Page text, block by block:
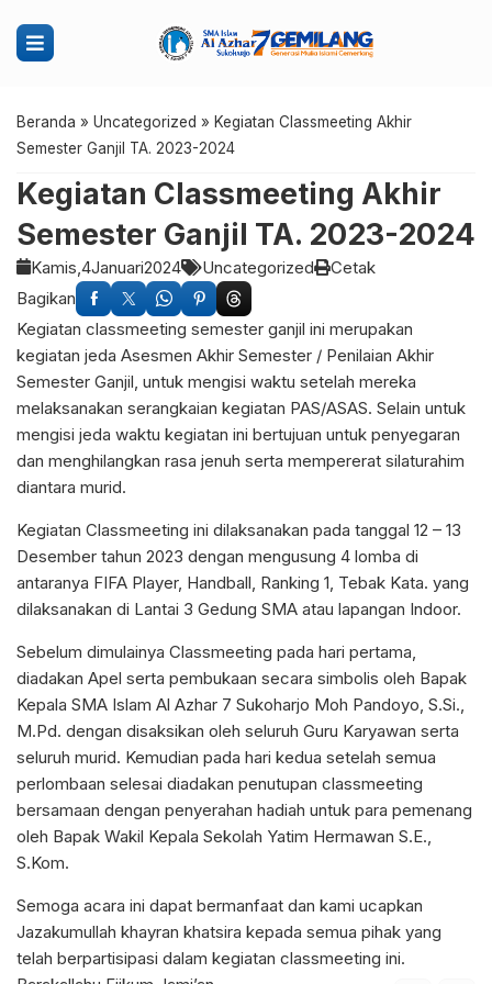
Beranda » Uncategorized » Kegiatan Classmeeting Akhir
Semester Ganjil TA. 2023-2024
Kegiatan Classmeeting Akhir
Semester Ganjil TA. 2023-2024
Kamis,4Januari2024 Uncategorized
Cetak
Bagikan
Kegiatan classmeeting semester ganjil ini merupakan
kegiatan jeda Asesmen Akhir Semester / Penilaian Akhir
Semester Ganjil, untuk mengisi waktu setelah mereka
melaksanakan serangkaian kegiatan PAS/ASAS. Selain untuk
mengisi jeda waktu kegiatan ini bertujuan untuk penyegaran
dan menghilangkan rasa jenuh serta mempererat silaturahim
diantara murid.
Kegiatan Classmeeting ini dilaksanakan pada tanggal 12 – 13
Desember tahun 2023 dengan mengusung 4 lomba di
antaranya FIFA Player, Handball, Ranking 1, Tebak Kata. yang
dilaksanakan di Lantai 3 Gedung SMA atau lapangan Indoor.
Sebelum dimulainya Classmeeting pada hari pertama,
diadakan Apel serta pembukaan secara simbolis oleh Bapak
Kepala SMA Islam Al Azhar 7 Sukoharjo Moh Pandoyo, S.Si.,
M.Pd. dengan disaksikan oleh seluruh Guru Karyawan serta
seluruh murid. Kemudian pada hari kedua setelah semua
perlombaan selesai diadakan penutupan classmeeting
bersamaan dengan penyerahan hadiah untuk para pemenang
oleh Bapak Wakil Kepala Sekolah Yatim Hermawan S.E.,
S.Kom.
Semoga acara ini dapat bermanfaat dan kami ucapkan
Jazakumullah khayran khatsira kepada semua pihak yang
telah berpartisipasi dalam kegiatan classmeeting ini.